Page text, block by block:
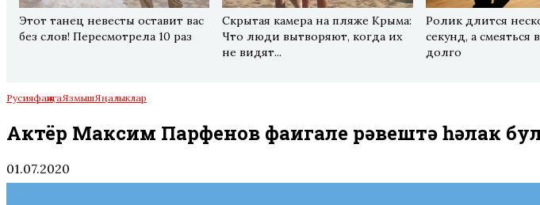
Этот танец невесты оставит вас
без слов! Пересмотрела 10 раз
Скрытая камера на пляже Крыма:
Что люди вытворяют, когда их
не видят...
Ролик длится
секунд, а смеяться
долго
РусияфаҗигаЯзмышЯңалыклар
Актёр Максим Парфенов фаҗигале рəвештə һəлак
01.07.2020